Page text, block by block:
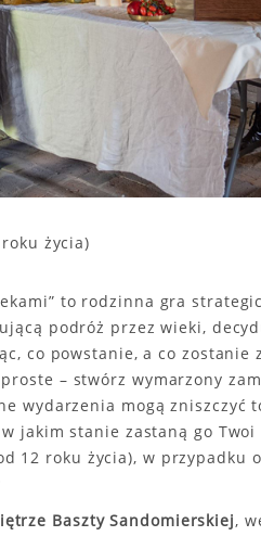
życia)
to rodzinna gra
podróż przez wieki,
co powstanie, a co zostanie
– stwórz wymarzony
wydarzenia mogą zniszczyć
jakim stanie zastaną go Twoi
12 roku życia), w przypadku
Baszty Sandomierskiej,